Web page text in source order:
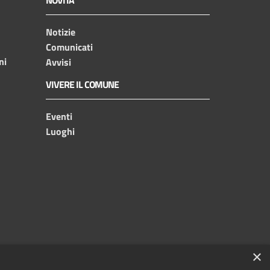
Notizie
Comunicati
Avvisi
VIVERE IL COMUNE
Eventi
Luoghi
×